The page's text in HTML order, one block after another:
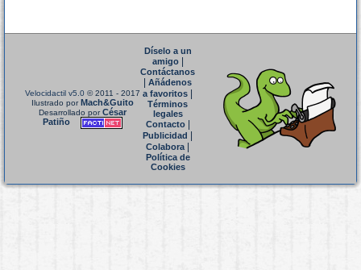
Velocidactil v5.0 © 2011 - 2017
Ilustrado porMach&Guito
Desarrollado porCésar
Patiño
Díselo a un
amigo|
Contáctanos
Añádenos
a favoritos
Términos
legales
Contacto|
Publicidad
Colabora|
Política de
Cookies